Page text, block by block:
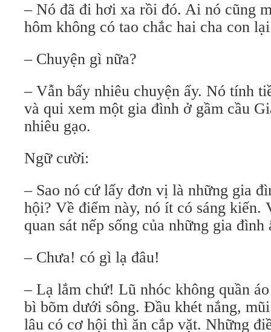
– Nó đã đi hơi xa rồi đó. Ai nó cũng
hôm không có tao chắc hai cha con
– Chuyện gì nữa?
– Vẫn bấy nhiêu chuyện ấy. Nó tính
và qui xem một gia đình ở gầm cầu
nhiêu gạo.
Ngữ cười:
– Sao nó cứ lấy đơn vị là những gia
hội? Về điểm này, nó ít có sáng kiến.
quan sát nếp sống của những gia đình
– Chưa! có gì lạ đâu!
– Lạ lắm chứ! Lũ nhóc không quần
bì bõm dưới sông. Ðầu khét nắng,
lâu có cơ hội thì ăn cắp vặt. Những